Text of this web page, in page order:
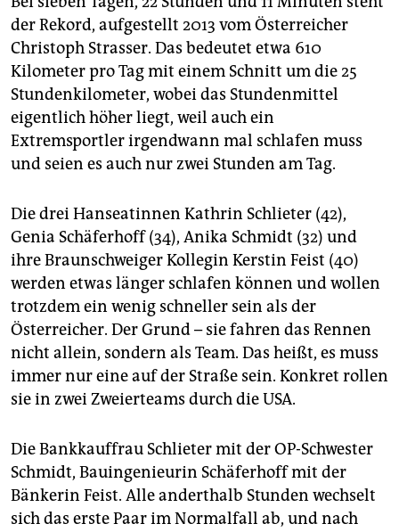
der Rekord, aufgestellt 2013 vom Österreicher
Christoph Strasser. Das bedeutet etwa 610
Kilometer pro Tag mit einem Schnitt um die 25
Stundenkilometer, wobei das Stundenmittel
eigentlich höher liegt, weil auch ein
Extremsportler irgendwann mal schlafen muss
und seien es auch nur zwei Stunden am Tag.
Die drei Hanseatinnen Kathrin Schlieter (42),
Genia Schäferhoff (34), Anika Schmidt (32) und
ihre Braunschweiger Kollegin Kerstin Feist (40)
werden etwas länger schlafen können und wollen
trotzdem ein wenig schneller sein als der
Österreicher. Der Grund – sie fahren das Rennen
nicht allein, sondern als Team. Das heißt, es muss
immer nur eine auf der Straße sein. Konkret rollen
sie in zwei Zweierteams durch die USA.
Die Bankkauffrau Schlieter mit der OP-Schwester
Schmidt, Bauingenieurin Schäferhoff mit der
Bänkerin Feist. Alle anderthalb Stunden wechselt
sich das erste Paar im Normalfall ab, und nach